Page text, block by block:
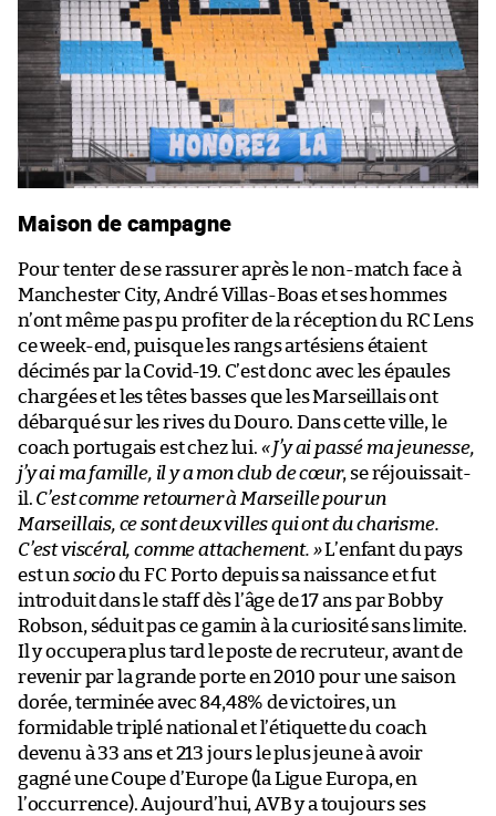
Maison de campagne
Pour tenter de se rassurer après le non-match face à
Manchester City, André Villas-Boas et ses hommes
n’ont même pas pu profiter de la réception du RC Lens
ce week-end, puisque les rangs artésiens étaient
décimés par la Covid-19. C’est donc avec les épaules
chargées et les têtes basses que les Marseillais ont
débarqué sur les rives du Douro. Dans cette ville, le
coach portugais est chez lui. « J’y ai passé ma jeunesse,
j’y ai ma famille, il y a mon club de cœur, se réjouissait-
il. C’est comme retourner à Marseille pour un
Marseillais, ce sont deux villes qui ont du charisme.
C’est viscéral, comme attachement. »L’enfant du pays
est un sociodu FC Porto depuis sa naissance et fut
introduit dans le staff dès l’âge de 17 ans par Bobby
Robson, séduit pas ce gamin à la curiosité sans limite.
Il y occupera plus tard le poste de recruteur, avant de
revenir par la grande porte en 2010 pour une saison
dorée, terminée avec 84,48% de victoires, un
formidable triplé national et l’étiquette du coach
devenu à 33 ans et 213 jours le plus jeune à avoir
gagné une Coupe d’Europe (la Ligue Europa, en
l’occurrence). Aujourd’hui, AVB y a toujours ses